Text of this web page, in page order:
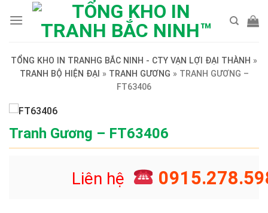
TỔNG KHO IN TRANHG BẮC NINH - CTY VẠN LỢI ĐẠI THÀNH »
TRANH BỘ HIỆN ĐẠI » TRANH GƯƠNG » TRANH GƯƠNG –
FT63406
Tranh Gương – FT63406
Liên hệ